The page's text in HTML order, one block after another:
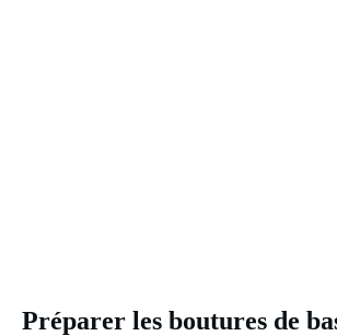
Préparer les boutures de